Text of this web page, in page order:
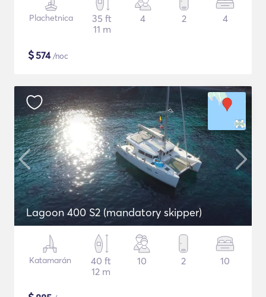
Plachetnica
35 ft
11 m
4 2 4
$574/noc
Lagoon 400 S2 (mandatory skipper)
Katamarán
40 ft
12 m
10 2 10